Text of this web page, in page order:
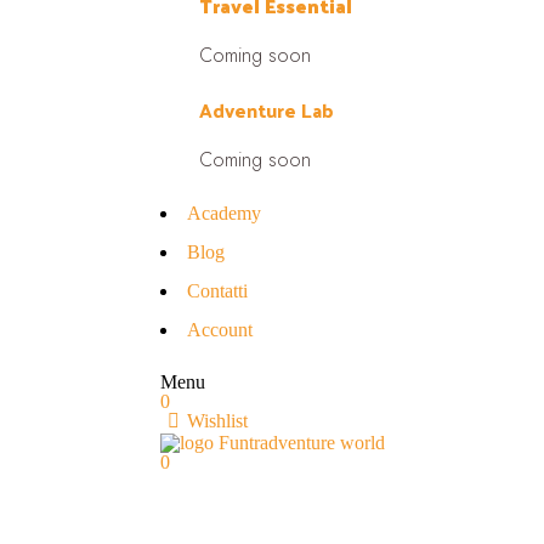
Coming soon
Adventure Lab
Coming soon
Academy
Blog
Contatti
Account
Menu
0
Wishlist
0